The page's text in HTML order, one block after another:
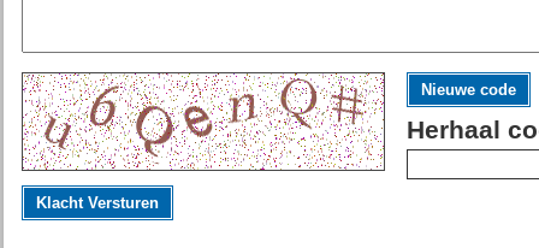
Nieuwe code
Herhaal
Klacht Versturen